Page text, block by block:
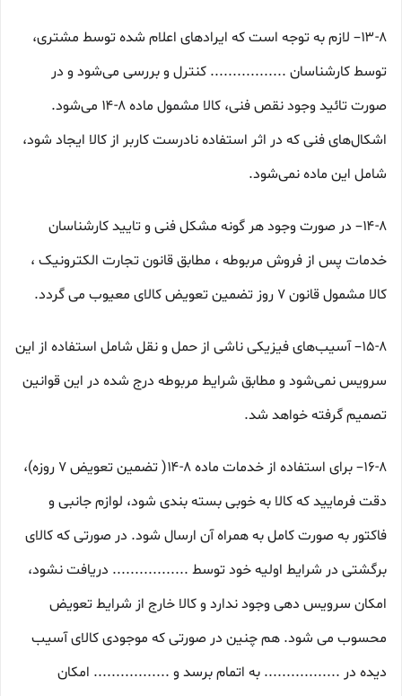
۱۳-۸– لازم به توجه است که ایرادهای اعلام شده توسط مشتری،
توسط کارشناسان ................. کنترل و بررسی می‏‌شود و در
صورت تائید وجود نقص فنی، کالا مشمول ماده ۸-۱۴ می‏‌شود.
اشکال‏‌های فنی که در اثر استفاده نادرست کاربر از کالا ایجاد شود،
شامل این ماده نمی‌‏شود.
۱۴-۸– در صورت وجود هر گونه مشکل فنی و تایید کارشناسان
خدمات پس از فروش مربوطه ، مطابق قانون تجارت الکترونیک ،
کالا مشمول قانون ۷ روز تضمین تعویض کالای معیوب می گردد.
۱۵-۸– آسیب‏‌های فیزیکی ناشی از حمل و نقل شامل استفاده از این
سرویس نمی‏‌شود و مطابق شرایط مربوطه درج شده در این قوانین
تصمیم گرفته خواهد شد.
۱۶-۸– برای استفاده از خدمات ماده ۸-۱۴( تضمین تعویض ۷ روزه)،
دقت فرمایید که کالا به ‏خوبی بسته ‌بندی شود، لوازم جانبی و
فاکتور به صورت کامل به همراه آن ارسال شود. در صورتی که کالای
برگشتی در شرایط اولیه خود توسط ................. دریافت نشود،
امکان سرویس دهی وجود ندارد و کالا خارج از شرایط تعویض
محسوب می شود. هم چنین در صورتی که موجودی کالای آسیب
دیده در ................. به اتمام برسد و ................. امکان